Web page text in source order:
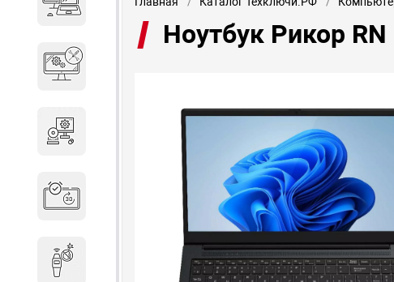
Комплектующие для
Система бронирования
переговорных
Досмотровое оборудование
Ноутбук Рикор